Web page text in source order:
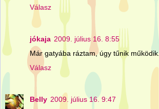
Válasz
jókaja 2009. július 16. 8:55
Már gatyába ráztam, úgy tűnik
Válasz
Belly 2009. július 16. 9:47